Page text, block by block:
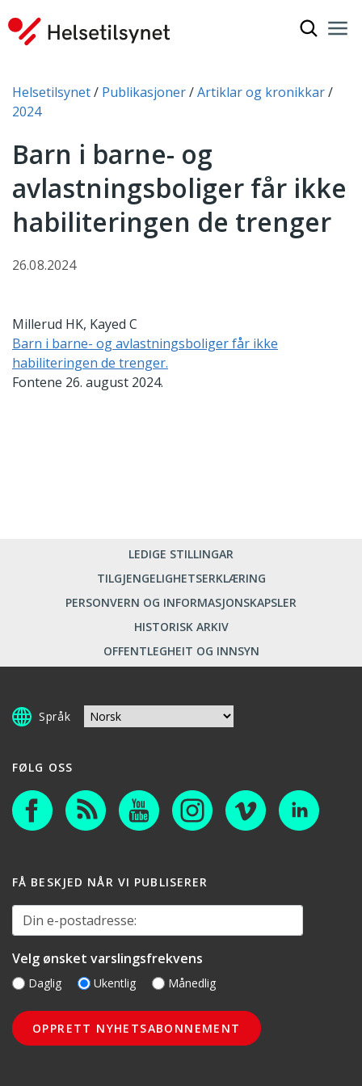
Du er her:
Helsetilsynet Publikasjoner
Artiklar og kronikkar
2024
Barn i barne- og
avlastningsboliger får ikke
habiliteringen de trenger
26.08.2024
Millerud HK, Kayed C
Barn i barne- og avlastningsboliger får ikke
habiliteringen de trenger.
Fontene 26. august 2024.
LEDIGE STILLINGAR
TILGJENGELIGHETSERKLÆRING
PERSONVERN OG INFORMASJONSKAPSLER
HISTORISK ARKIV
OFFENTLEGHEIT OG INNSYN
Språk
FØLG OSS
FÅ BESKJED NÅR VI PUBLISERER
Din e-postadresse:
Velg ønsket varslingsfrekvens
Daglig Ukentlig Månedlig